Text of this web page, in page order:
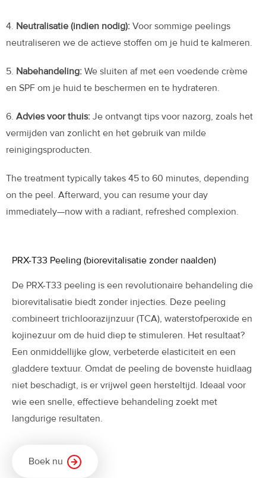
4. Neutralisatie (indien nodig): Voor sommige peelings
neutraliseren we de actieve stoffen om je huid te kalmeren.
5. Nabehandeling: We sluiten af met een voedende crème
en SPF om je huid te beschermen en te hydrateren.
6. Advies voor thuis: Je ontvangt tips voor nazorg, zoals het
vermijden van zonlicht en het gebruik van milde
reinigingsproducten.
The treatment typically takes 45 to 60 minutes, depending
on the peel. Afterward, you can resume your day
immediately—now with a radiant, refreshed complexion.
PRX-T33 Peeling (biorevitalisatie zonder naalden)
De PRX-T33 peeling is een revolutionaire behandeling die
biorevitalisatie biedt zonder injecties. Deze peeling
combineert trichloorazijnzuur (TCA), waterstofperoxide en
kojinezuur om de huid diep te stimuleren. Het resultaat?
Een onmiddellijke glow, verbeterde elasticiteit en een
gladdere textuur. Omdat de peeling de bovenste huidlaag
niet beschadigt, is er vrijwel geen hersteltijd. Ideaal voor
wie een snelle, effectieve behandeling zoekt met
langdurige resultaten.
Boek nu